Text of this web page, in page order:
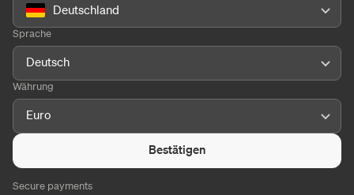
Deutschland
Sprache
Deutsch
Währung
Euro
Bestätigen
Secure payments